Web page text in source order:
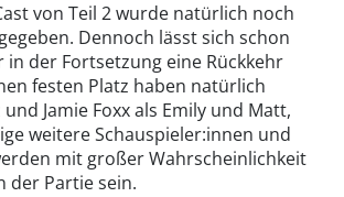
von Teil 2 wurde natürlich noch
Dennoch lässt sich schon
in der Fortsetzung eine Rückkehr
festen Platz haben natürlich
Jamie Foxx als Emily und Matt,
weitere Schauspieler:innen und
mit großer Wahrscheinlichkeit
der Partie sein.